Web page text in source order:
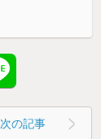
次の記事